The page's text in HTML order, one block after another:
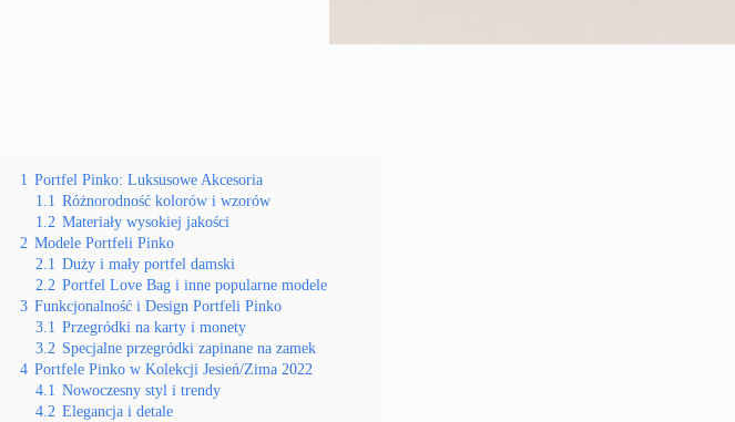
1 Portfel Pinko: Luksusowe Akcesoria
1.1 Różnorodność kolorów i wzorów
1.2 Materiały wysokiej jakości
2 Modele Portfeli Pinko
2.1 Duży i mały portfel damski
2.2 Portfel Love Bag i inne popularne modele
3 Funkcjonalność i Design Portfeli Pinko
3.1 Przegródki na karty i monety
3.2 Specjalne przegródki zapinane na zamek
4 Portfele Pinko w Kolekcji Jesień/Zima 2022
4.1 Nowoczesny styl i trendy
4.2 Elegancja i detale